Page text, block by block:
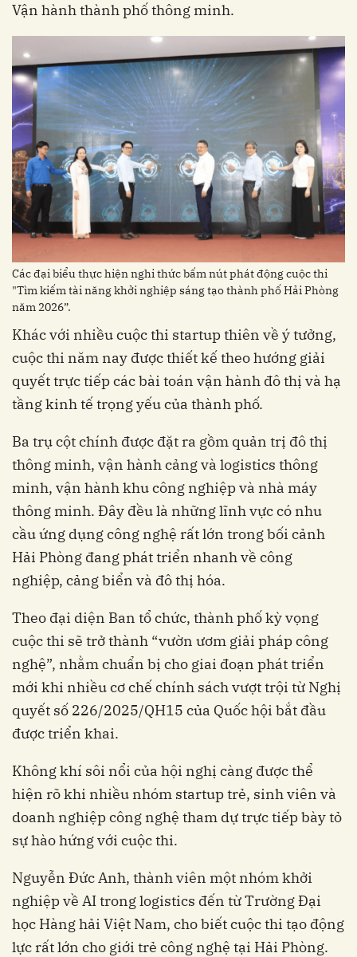
Vận hành thành phố thông minh.
Các đại biểu thực hiện nghi thức bấm nút phát động cuộc thi
"Tìm kiếm tài năng khởi nghiệp sáng tạo thành phố Hải Phòng
năm 2026”.
Khác với nhiều cuộc thi startup thiên về ý tưởng,
cuộc thi năm nay được thiết kế theo hướng giải
quyết trực tiếp các bài toán vận hành đô thị và hạ
tầng kinh tế trọng yếu của thành phố.
Ba trụ cột chính được đặt ra gồm quản trị đô thị
thông minh, vận hành cảng và logistics thông
minh, vận hành khu công nghiệp và nhà máy
thông minh. Đây đều là những lĩnh vực có nhu
cầu ứng dụng công nghệ rất lớn trong bối cảnh
Hải Phòng đang phát triển nhanh về công
nghiệp, cảng biển và đô thị hóa.
Theo đại diện Ban tổ chức, thành phố kỳ vọng
cuộc thi sẽ trở thành “vườn ươm giải pháp công
nghệ”, nhằm chuẩn bị cho giai đoạn phát triển
mới khi nhiều cơ chế chính sách vượt trội từ Nghị
quyết số 226/2025/QH15 của Quốc hội bắt đầu
được triển khai.
Không khí sôi nổi của hội nghị càng được thể
hiện rõ khi nhiều nhóm startup trẻ, sinh viên và
doanh nghiệp công nghệ tham dự trực tiếp bày tỏ
sự hào hứng với cuộc thi.
Nguyễn Đức Anh, thành viên một nhóm khởi
nghiệp về AI trong logistics đến từ Trường Đại
học Hàng hải Việt Nam, cho biết cuộc thi tạo động
lực rất lớn cho giới trẻ công nghệ tại Hải Phòng.